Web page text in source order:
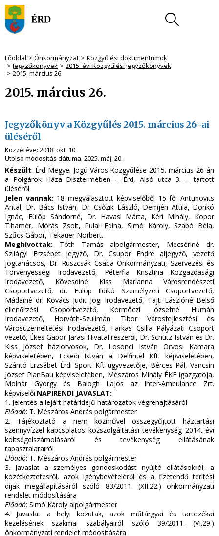
Főoldal Önkormányzat
Közgyűlési dokumentumok
Jegyzőkönyvek
2015. évi Közgyűlési jegyzőkönyvek
2015. március 26.
2015. március 26.
Jegyzőkönyv a Közgyűlés 2015. március 26-ai
üléséről
Közzétéve: 2018. okt. 10.
Utolsó módosítás dátuma: 2025. máj. 20.
Készült: Érd Megyei Jogú Város Közgyűlése 2015. március 26-án
a Polgárok Háza Dísztermében – Érd, Alsó utca 3. – tartott
üléséről
Jelen vannak: 18 megválasztott képviselőből 15 fő: Antunovits
Antal, Dr. Bács István, Dr. Csőzik László, Demjén Attila, Donkó
Ignác, Fülöp Sándorné, Dr. Havasi Márta, Kéri Mihály, Kopor
Tihamér, Mórás Zsolt, Pulai Edina, Simó Károly, Szabó Béla,
Szűcs Gábor, Tekauer Norbert.
Meghívottak: Tóth Tamás alpolgármester, Mecsériné dr.
Szilágyi Erzsébet jegyző, Dr. Csupor Endre aljegyző, vezető
jogtanácsos, Dr. Ruszcsák Csaba Önkormányzati, Szervezési és
Törvényességi Irodavezető, Péterfia Krisztina Közgazdasági
Irodavezető, Kövesdiné Kiss Marianna Városrendészeti
Csoportvezető, dr. Fülöp Ildikó Személyzeti Csoportvezető,
Mádainé dr. Kovács Judit Jogi Irodavezető, Tajti Lászlóné Belső
ellenőrzési Csoportvezető, Körmöczi Józsefné Humán
Irodavezető, Horváth-Szulimán Tibor Városfejlesztési és
Városüzemeltetési Irodavezető, Farkas Csilla Pályázati Csoport
vezető, Ékes Gábor Járási Hivatal részéről, Dr. Schütz István és Dr.
Kiss József háziorvosok, Dr. Losonci István Orvosi Kamara
képviseletében, Ecsedi István a Delfintel Kft. képviseletében,
Szántó Erzsébet Érdi Sport Kft ügyvezetője, Bérces Pál, Vancsin
József PlanBau képviseletében, Mészáros Mihály ÉKF igazgatója,
Molnár György és Balogh Lajos az Inter-Ambulance Zrt.
képviselői.NAPIRENDI JAVASLAT:
1. Jelentés a lejárt határidejű határozatok végrehajtásáról
Előadó: T. Mészáros András polgármester
2. Tájékoztató a nem közművel összegyűjtött háztartási
szennyvízzel kapcsolatos közszolgáltatási tevékenység 2014. évi
költségelszámolásáról és tevékenység ellátásának
tapasztalatairól
Előadó: T. Mészáros András polgármester
3. Javaslat a személyes gondoskodást nyújtó ellátásokról, a
közétkeztetésről, azok igénybevételéről és a fizetendő térítési
díjak megállapításáról szóló 83/2011. (XII.22.) önkormányzati
rendelet módosítására
Előadó: Simó Károly alpolgármester
4. Javaslat a helyi közutak, azok műtárgyai és tartozékai
kezelésének szakmai szabályairól szóló 39/2011. (VI.29.)
önkormányzati rendelet módosítására